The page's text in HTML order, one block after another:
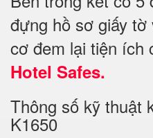
đựng hồ sơ giấy
cơ đem lại tiện ích
Hotel Safes.
Thông số kỹ thuật
K1650